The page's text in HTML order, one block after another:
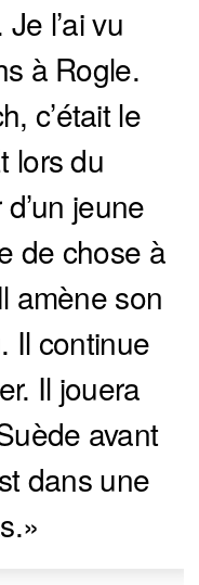
l’ai vu
à Rogle.
c’était le
lors du
jeune
de chose à
amène son
Il continue
Il jouera
avant
dans une